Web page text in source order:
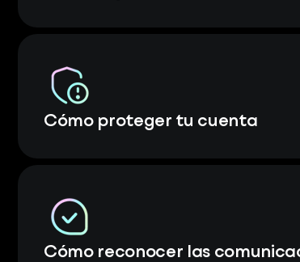
Cómo proteger tu cuenta
Cómo reconocer las